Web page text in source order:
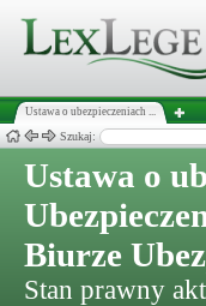
Ustawa o ubezpieczeniach ...
Szukaj:
Ustawa o
Biurze
Stan prawny